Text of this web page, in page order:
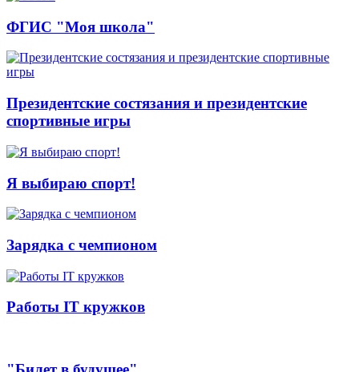
ФГИС "Моя школа"
Президентские состязания и президентские
спортивные игры
Я выбираю спорт!
Зарядка с чемпионом
Работы IT кружков